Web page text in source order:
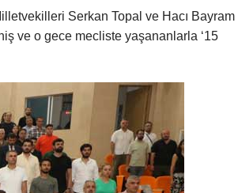
Serkan Topal ve Hacı Bayram
ve o gece mecliste yaşananlarla ‘15